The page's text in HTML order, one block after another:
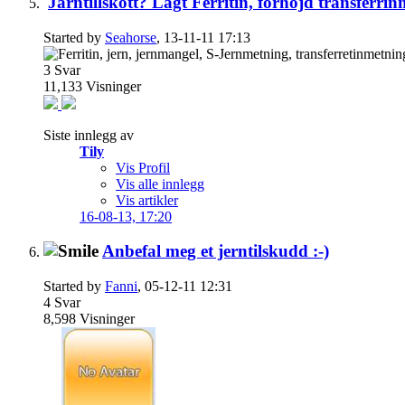
Started by Seahorse, 13-11-11 17:13
3 Svar
11,133 Visninger
Siste innlegg av
Tily
Vis Profil
Vis alle innlegg
Vis artikler
16-08-13, 17:20
Anbefal meg et jerntilskudd :-)
Started by Fanni, 05-12-11 12:31
4 Svar
8,598 Visninger